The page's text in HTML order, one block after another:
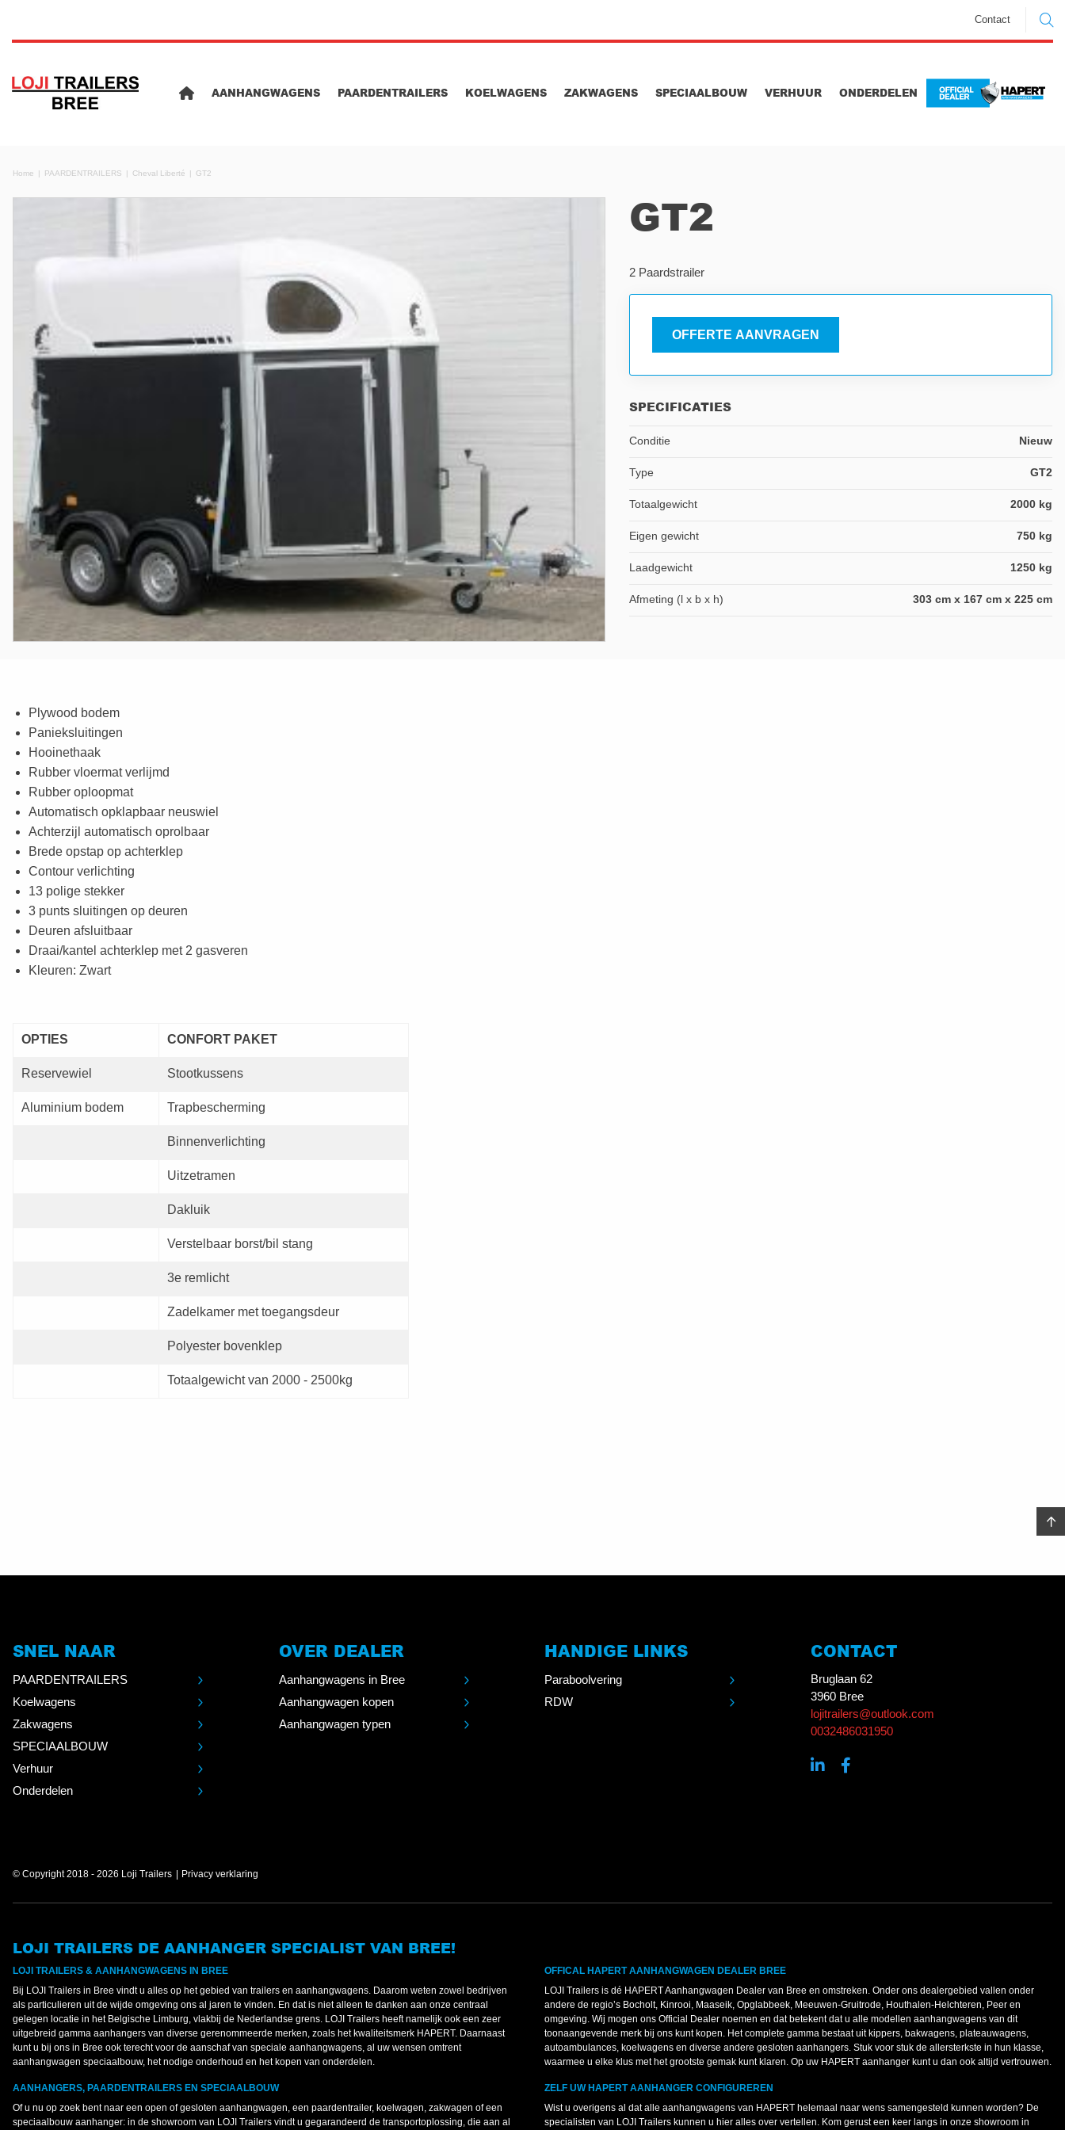
Contact
AANHANGWAGENS PAARDENTRAILERS KOELWAGENS ZAKWAGENS SPECIAALBOUW VERHUUR ONDERDELEN
Home PAARDENTRAILERS Cheval Liberté GT2
GT2
2 Paardstrailer
OFFERTE AANVRAGEN
SPECIFICATIES
Conditie Nieuw
Type GT2
Totaalgewicht 2000 kg
Eigen gewicht 750 kg
Laadgewicht 1250 kg
Afmeting (l x b x h) 303 cm x 167 cm x 225 cm
Plywood bodem
Panieksluitingen
Hooinethaak
Rubber vloermat verlijmd
Rubber oploopmat
Automatisch opklapbaar neuswiel
Achterzijl automatisch oprolbaar
Brede opstap op achterklep
Contour verlichting
13 polige stekker
3 punts sluitingen op deuren
Deuren afsluitbaar
Draai/kantel achterklep met 2 gasveren
Kleuren: Zwart
OPTIES CONFORT PAKET
Reservewiel Stootkussens
Aluminium bodem Trapbescherming
Binnenverlichting
Uitzetramen
Dakluik
Verstelbaar borst/bil stang
3e remlicht
Zadelkamer met toegangsdeur
Polyester bovenklep
Totaalgewicht van 2000 - 2500kg
SNEL NAAR
PAARDENTRAILERS
Koelwagens
Zakwagens
SPECIAALBOUW
Verhuur
Onderdelen
OVER DEALER
Aanhangwagens in Bree
Aanhangwagen kopen
Aanhangwagen typen
HANDIGE LINKS
Paraboolvering
RDW
CONTACT
Bruglaan 62
3960 Bree
lojitrailers@outlook.com
0032486031950
© Copyright 2018 - 2026 Loji Trailers Privacy verklaring
LOJI TRAILERS DE AANHANGER SPECIALIST VAN BREE!
LOJI TRAILERS & AANHANGWAGENS IN BREE
Bij LOJI Trailers in Bree vindt u alles op het gebied van trailers en aanhangwagens. Daarom weten zowel bedrijven
als particulieren uit de wijde omgeving ons al jaren te vinden. En dat is niet alleen te danken aan onze centraal
gelegen locatie in het Belgische Limburg, vlakbij de Nederlandse grens. LOJI Trailers heeft namelijk ook een zeer
uitgebreid gamma aanhangers van diverse gerenommeerde merken, zoals het kwaliteitsmerk HAPERT. Daarnaast
kunt u bij ons in Bree ook terecht voor de aanschaf van speciale aanhangwagens, al uw wensen omtrent
aanhangwagen speciaalbouw, het nodige onderhoud en het kopen van onderdelen.
AANHANGERS, PAARDENTRAILERS EN SPECIAALBOUW
Of u nu op zoek bent naar een open of gesloten aanhangwagen, een paardentrailer, koelwagen, zakwagen of een
speciaalbouw aanhanger: in de showroom van LOJI Trailers vindt u gegarandeerd de transportoplossing, die aan al
OFFICAL HAPERT AANHANGWAGEN DEALER BREE
LOJI Trailers is dé HAPERT Aanhangwagen Dealer van Bree en omstreken. Onder ons dealergebied vallen onder
andere de regio’s Bocholt, Kinrooi, Maaseik, Opglabbeek, Meeuwen-Gruitrode, Houthalen-Helchteren, Peer en
omgeving. Wij mogen ons Official Dealer noemen en dat betekent dat u alle modellen aanhangwagens van dit
toonaangevende merk bij ons kunt kopen. Het complete gamma bestaat uit kippers, bakwagens, plateauwagens,
autoambulances, koelwagens en diverse andere gesloten aanhangers. Stuk voor stuk de allersterkste in hun klasse,
waarmee u elke klus met het grootste gemak kunt klaren. Op uw HAPERT aanhanger kunt u dan ook altijd vertrouwen.
ZELF UW HAPERT AANHANGER CONFIGUREREN
Wist u overigens al dat alle aanhangwagens van HAPERT helemaal naar wens samengesteld kunnen worden? De
specialisten van LOJI Trailers kunnen u hier alles over vertellen. Kom gerust een keer langs in onze showroom in